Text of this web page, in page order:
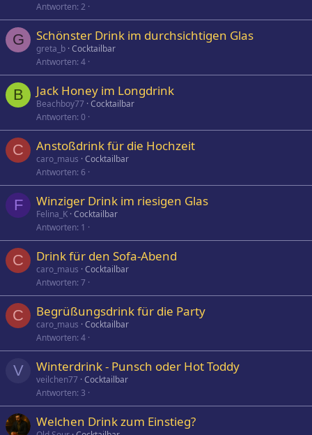
Antworten 2
G Schönster Drink im durchsichtigen Glas
greta_b Cocktailbar
Antworten 4
B Jack Honey im Longdrink
Beachboy77 Cocktailbar
Antworten 0
C Anstoßdrink für die Hochzeit
caro_maus Cocktailbar
Antworten 6
F Winziger Drink im riesigen Glas
Felina_K Cocktailbar
Antworten 1
C Drink für den Sofa-Abend
caro_maus Cocktailbar
Antworten 7
C Begrüßungsdrink für die Party
caro_maus Cocktailbar
Antworten 4
V Winterdrink - Punsch oder Hot Toddy
veilchen77 Cocktailbar
Antworten 3
Welchen Drink zum Einstieg?